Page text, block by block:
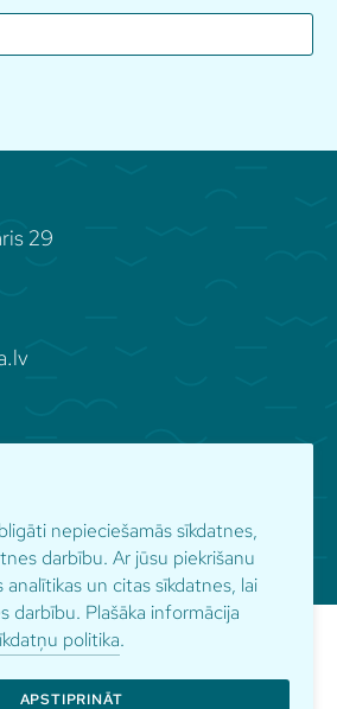
nepieciešamās sīkdatnes,
darbību. Ar jūsu piekrišanu
un citas sīkdatnes, lai
darbību. Plašāka informācija
politika.
APSTIPRINĀT
29